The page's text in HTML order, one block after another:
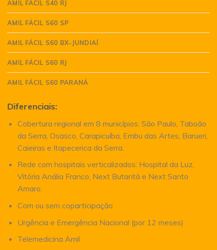
AMIL FÁCIL S40 RJ
AMIL FÁCIL S60 SP
AMIL FÁCIL S60 BX-JUNDIAÍ
AMIL FÁCIL S60 RJ
AMIL FÁCIL S60 PARANÁ
Diferenciais:
Cobertura regional em 8 municípios: São Paulo, Taboão
da Serra, Osasco, Carapicuíba, Embu das Artes, Barueri,
Caieiras e Itapecerica da Serra.
Rede com hospitais verticalizados: Hospital da Luz,
Vitória Anália Franco, Next Butantã e Next Santo
Amaro.
Com ou sem coparticipação
Urgência e Emergência Nacional (por 12 meses)
Telemedicina Amil